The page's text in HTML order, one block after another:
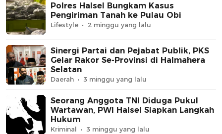
Polres Halsel Bungkam Kasus
Pengiriman Tanah ke Pulau Obi
Lifestyle 2 minggu yang lalu
Sinergi Partai dan Pejabat Publik, PKS
Gelar Rakor Se-Provinsi di Halmahera
Selatan
Daerah 3 minggu yang lalu
Seorang Anggota TNI Diduga Pukul
Wartawan, PWI Halsel Siapkan Langkah
Hukum
Kriminal 3 minggu yang lalu